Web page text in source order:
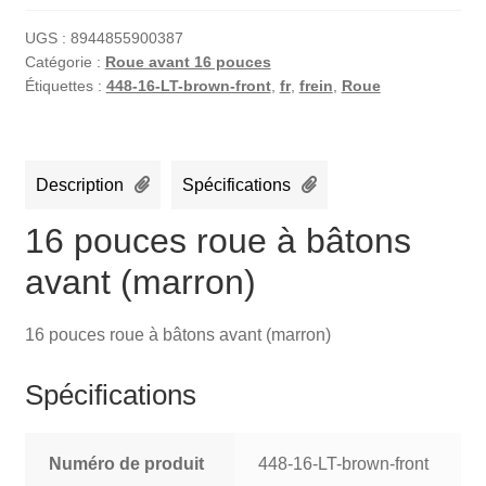
UGS : 8944855900387
Catégorie : Roue avant 16 pouces
Étiquettes : 448-16-LT-brown-front, fr, frein Roue
Description Spécifications
16 pouces roue à bâtons
avant (marron)
16 pouces roue à bâtons avant (marron)
Spécifications
Numéro de produit 448-16-LT-brown-front